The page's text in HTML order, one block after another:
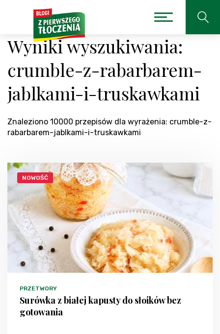
Wyniki wyszukiwania:
crumble-z-rabarbarem-
jablkami-i-truskawkami
Znaleziono 10000 przepisów dla wyrażenia: crumble-z-
rabarbarem-jablkami-i-truskawkami
NOWOŚĆ
PRZETWORY
Surówka z białej kapusty do słoików bez
gotowania